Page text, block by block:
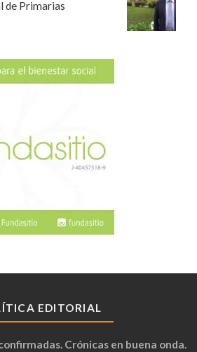
de Primarias
EDITORIAL
Crónicas en buena onda.